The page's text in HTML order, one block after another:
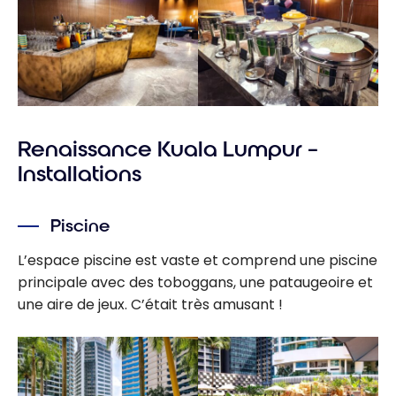
Renaissance Kuala Lumpur –
Installations
Piscine
L’espace piscine est vaste et comprend une piscine
principale avec des toboggans, une pataugeoire et
une aire de jeux. C’était très amusant !